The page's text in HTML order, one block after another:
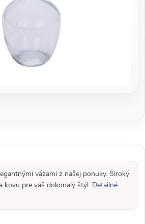
vázami z našej ponuky. Široký
kovu pre váš dokonalý štýl. Detailné